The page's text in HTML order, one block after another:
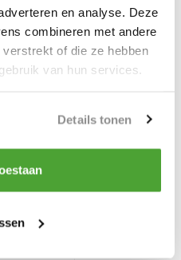
en analyse. Deze
combineren met andere
of die ze hebben
van hun services.
Details tonen
this product?
find the right product